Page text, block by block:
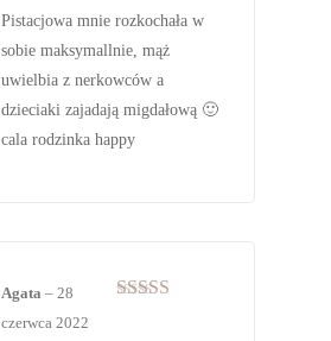
Pistacjowa mnie rozkochała w
sobie maksymallnie, mąż
uwielbia z nerkowców a
dzieciaki zajadają migdałową 🙂
cala rodzinka happy
Agata – 28
czerwca 2022